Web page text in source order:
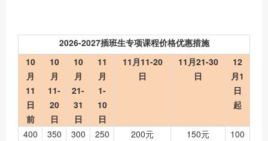
2026-2027插班生专项课程价格优惠措施
10
月
11
日
前
10
月
11-
20
日
10
月
21-
31
日
11
月
1-
10
日
11月11-20
日
11月21-30
日
12
月1
日
起
400
350
300
250
200元 150元
100